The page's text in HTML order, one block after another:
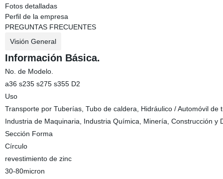
Fotos detalladas
Perfil de la empresa
PREGUNTAS FRECUENTES
Visión General
Información Básica.
No. de Modelo.
a36 s235 s275 s355 D2
Uso
Transporte por Tuberías, Tubo de caldera, Hidráulico / Automóvil
Industria de Maquinaria, Industria Química, Minería, Construcción y
Sección Forma
Círculo
revestimiento de zinc
30-80micron